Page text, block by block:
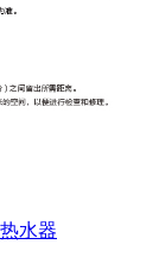
水器